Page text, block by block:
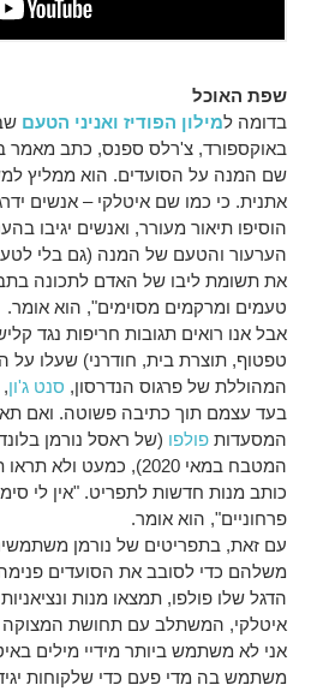
שפת האוכל
בדומה למילון הפודיז ואניני הטעם
באוקספורד, צ'רלס ספנס, כתב מאמר
שם המנה על הסועדים. הוא ממליץ
אתנית. כי כמו שם איטלקי – אנשים
הוסיפו תיאור מעורר, ואנשים יגיבו
הערעור והטעם של המנה (גם בלי
את תשומת ליבו של האדם לתכונה
טעמים ומרקמים מסוימים", הוא אומר.
אבל אנו רואים תגובות חריפות נגד
טפטוף, תוצרת בית, חודרני) שעלו
המהוללת של פרגוס הנדרסון, סנט ג'ון
בעד עצמם תוך כתיבה פשוטה. ואם
המסעדות פולפו (של ראסל נורמן
המטבח במאי 2020), כמעט
כותב מנות חדשות לתפריט. "אין לי
פרחוניים", הוא אומר.
עם זאת, בתפריטים של נורמן
משלהם כדי לסובב את הסועדים
הדגל שלו פולפו, תמצאו מנות
איטלקי, המשתלב עם תחושת
אני לא משתמש ביותר מידיי מילים
משתמש בה מדי פעם כדי שלקוחות